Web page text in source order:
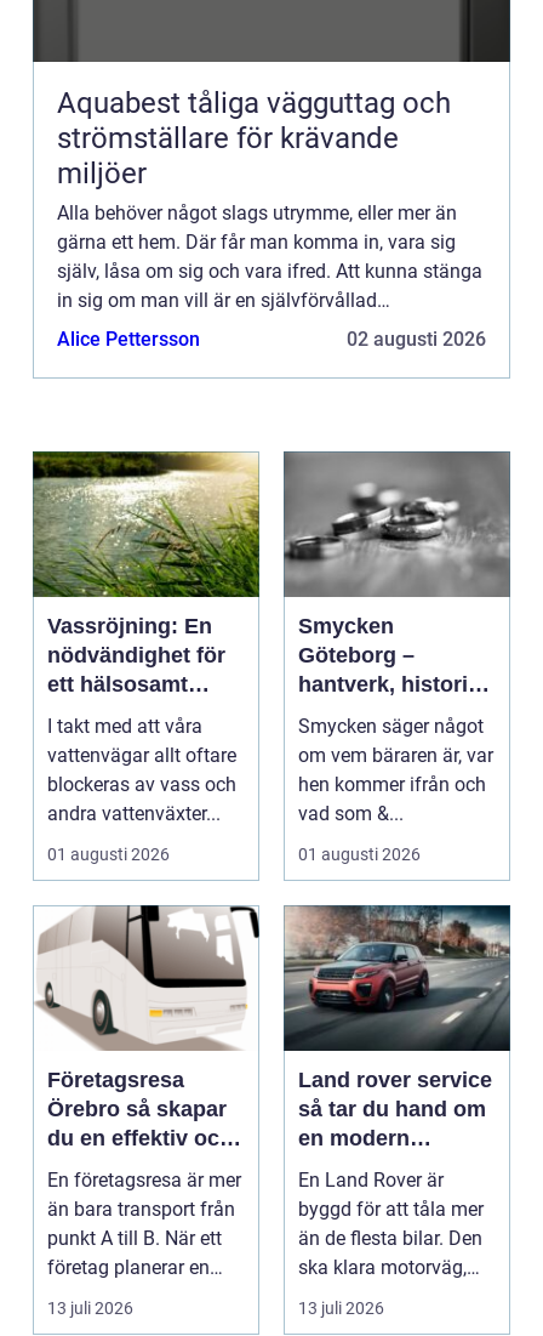
Aquabest tåliga vägguttag och
strömställare för krävande
miljöer
Alla behöver något slags utrymme, eller mer än
gärna ett hem. Där får man komma in, vara sig
själv, låsa om sig och vara ifred. Att kunna stänga
in sig om man vill är en självförvållad
frihetsberövande frihet som alla människor borde
Alice Pettersson 02 augusti 2026
Vassröjning: En
nödvändighet för
ett hälsosamt
vattenlandskap
I takt med att våra
vattenvägar allt oftare
blockeras av vass och
andra vattenväxter...
01 augusti 2026
Smycken
Göteborg –
hantverk, historia
och personligt
uttryck
Smycken säger något
om vem bäraren är, var
hen kommer ifrån och
vad som &...
01 augusti 2026
Företagsresa
Örebro så skapar
du en effektiv och
minnesvärd resa
En företagsresa är mer
än bara transport från
punkt A till B. När ett
företag planerar en
resa för m...
13 juli 2026
Land rover service
så tar du hand om
en modern
klassiker
En Land Rover är
byggd för att tåla mer
än de flesta bilar. Den
ska klara motorväg,
stadstrafik, gru...
13 juli 2026